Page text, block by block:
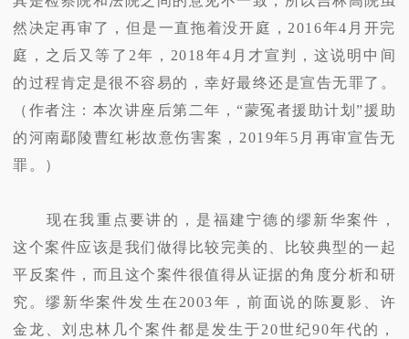
然决定再审了，但是一直拖着没开庭，2016年4月开完
庭，之后又等了2年，2018年4月才宣判，这说明中间
的过程肯定是很不容易的，幸好最终还是宣告无罪了。
（作者注：本次讲座后第二年，“蒙冤者援助计划”援助
的河南鄢陵曹红彬故意伤害案，2019年5月再审宣告无
罪。）
现在我重点要讲的，是福建宁德的缪新华案件，
这个案件应该是我们做得比较完美的、比较典型的一起
平反案件，而且这个案件很值得从证据的角度分析和研
究。缪新华案件发生在2003年，前面说的陈夏影、许
金龙、刘忠林几个案件都是发生于20世纪90年代的，